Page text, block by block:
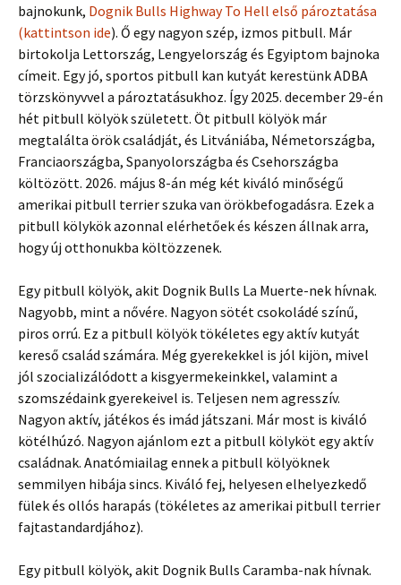
bajnokunk, Dognik Bulls Highway To Hell első pároztatása
(kattintson ide). Ő egy nagyon szép, izmos pitbull. Már
birtokolja Lettország, Lengyelország és Egyiptom bajnoka
címeit. Egy jó, sportos pitbull kan kutyát kerestünk ADBA
törzskönyvvel a pároztatásukhoz. Így 2025. december 29-én
hét pitbull kölyök született. Öt pitbull kölyök már
megtalálta örök családját, és Litvániába, Németországba,
Franciaországba, Spanyolországba és Csehországba
költözött. 2026. május 8-án még két kiváló minőségű
amerikai pitbull terrier szuka van örökbefogadásra. Ezek a
pitbull kölykök azonnal elérhetőek és készen állnak arra,
hogy új otthonukba költözzenek.
Egy pitbull kölyök, akit Dognik Bulls La Muerte-nek hívnak.
Nagyobb, mint a nővére. Nagyon sötét csokoládé színű,
piros orrú. Ez a pitbull kölyök tökéletes egy aktív kutyát
kereső család számára. Még gyerekekkel is jól kijön, mivel
jól szocializálódott a kisgyermekeinkkel, valamint a
szomszédaink gyerekeivel is. Teljesen nem agresszív.
Nagyon aktív, játékos és imád játszani. Már most is kiváló
kötélhúzó. Nagyon ajánlom ezt a pitbull kölyköt egy aktív
családnak. Anatómiailag ennek a pitbull kölyöknek
semmilyen hibája sincs. Kiváló fej, helyesen elhelyezkedő
fülek és ollós harapás (tökéletes az amerikai pitbull terrier
fajtastandardjához).
Egy pitbull kölyök, akit Dognik Bulls Caramba-nak hívnak.